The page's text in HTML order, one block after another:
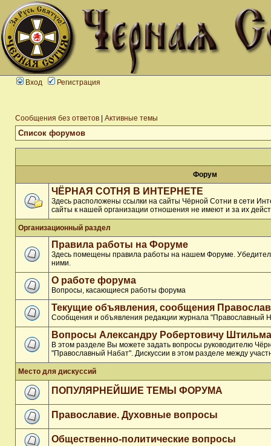
Вход Регистрация
Сообщения без ответов Активные темы
Список форумов
Форум
ЧЁРНАЯ СОТНЯ В ИНТЕРНЕТЕ
Здесь расположены ссылки на сайты Чёрной Сотни в сети
сайты к нашей организации отношения не имеют и за их
Организационный раздел
Правила работы на Форуме
Здесь помещены правила работы на нашем Форуме.
ними.
О работе форума
Вопросы, касающиеся работы форума
Текущие объявления, сообщения
Сообщения и объявления редакции журнала "Православный
Вопросы Александру Робертовичу
В этом разделе Вы можете задать вопросы руководителю
"Православный Набат". Дискуссии в этом разделе между
Место для дискуссий
ПОПУЛЯРНЕЙШИЕ ТЕМЫ ФОРУМА
Православие. Духовные вопросы
Общественно-политические вопросы